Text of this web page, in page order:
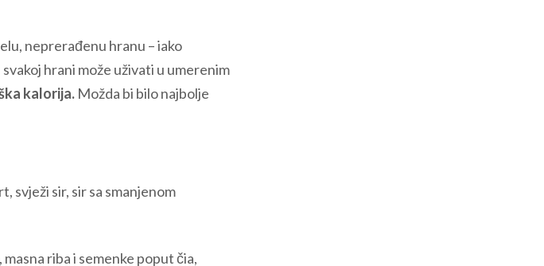
neprerađenu hranu – iako
hrani može uživati u umerenim
kalorija. Možda bi bilo najbolje
svježi sir, sir sa smanjenom
riba i semenke poput čia,